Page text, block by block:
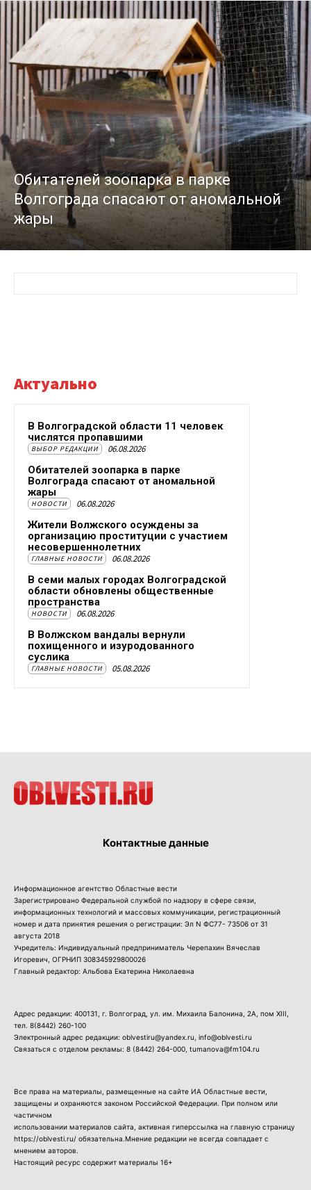
Обитателей зоопарка в парке
Волгограда спасают от аномальной
жары
Актуально
В Волгоградской области 11 человек
числятся пропавшими
ВЫБОР РЕДАКЦИИ 06.08.2026
Обитателей зоопарка в парке
Волгограда спасают от аномальной
жары
НОВОСТИ 06.08.2026
Жители Волжского осуждены за
организацию проституции с участием
несовершеннолетних
ГЛАВНЫЕ НОВОСТИ 06.08.2026
В семи малых городах Волгоградской
области обновлены общественные
пространства
НОВОСТИ 06.08.2026
В Волжском вандалы вернули
похищенного и изуродованного
суслика
ГЛАВНЫЕ НОВОСТИ 05.08.2026
Контактные данные
Информационное агентство Областные вести
Зарегистрировано Федеральной службой по надзору в сфере связи,
информационных технологий и массовых коммуникации, регистрационный
номер и дата принятия решения о регистрации: Эл N ФС77- 73506 от 31
августа 2018
Учредитель: Индивидуальный предприниматель Черепахин Вячеслав
Игоревич, ОГРНИП 308345929800026
Главный редактор: Альбова Екатерина Николаевна
Адрес редакции: 400131, г. Волгоград, ул. им. Михаила Балонина, 2А, пом XIII,
тел. 8(8442) 260-100
Электронный адрес редакции: oblvestiru@yandex.ru, info@oblvesti.ru
Связаться с отделом рекламы: 8 (8442) 264-000 , tumanova@fm104.ru
Все права на материалы, размещенные на сайте ИА Областные вести,
защищены и охраняются законом Российской Федерации. При полном или
частичном
использовании материалов сайта, активная гиперссылка на главную страницу
https://oblvesti.ru/ обязательна.Мнение редакции не всегда совпадает с
мнением авторов.
Настоящий ресурс содержит материалы 16+